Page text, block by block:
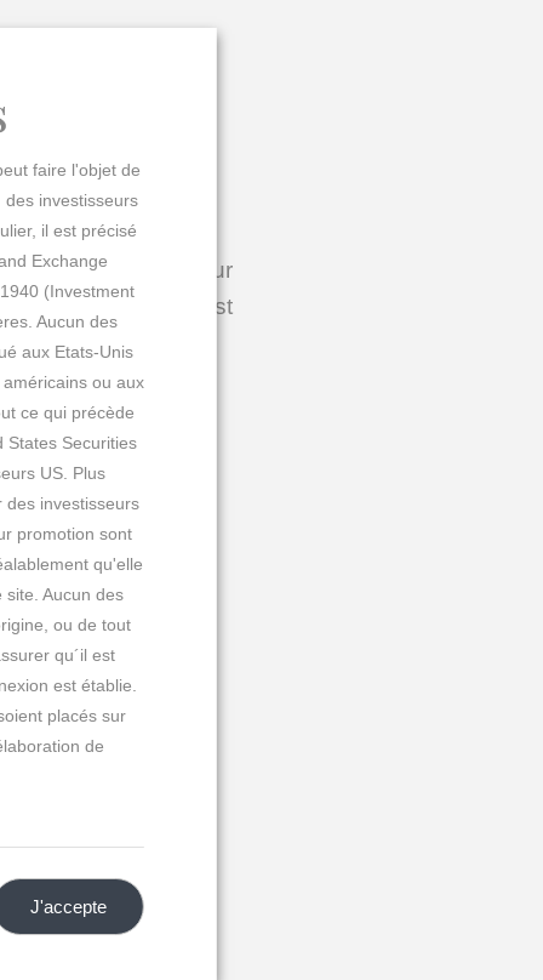
résultats obtenus sur
par REUTERS est
:
faire l'objet de
investisseurs
il est précisé
Exchange
(Investment
Aucun des
aux Etats-Unis
ou aux
ce qui précède
States Securities
US. Plus
des investisseurs
promotion sont
qu'elle
Aucun des
ou de tout
qu´il est
est établie.
placés sur
de
J'accepte